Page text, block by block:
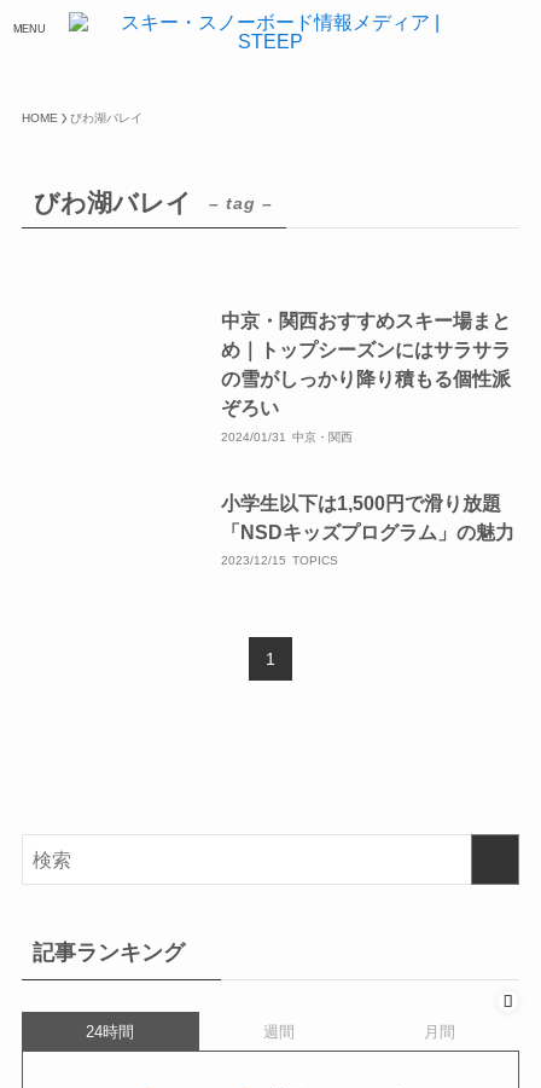
MENU
HOME びわ湖バレイ
びわ湖バレイ – tag –
中京・関西おすすめスキー場まと
め｜トップシーズンにはサラサラ
の雪がしっかり降り積もる個性派
ぞろい
2024/01/31 中京・関西
小学生以下は1,500円で滑り放題
「NSDキッズプログラム」の魅力
2023/12/15 TOPICS
1
記事ランキング
24時間 週間 月間